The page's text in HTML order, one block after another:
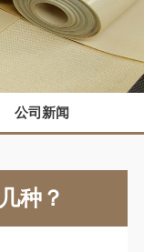
公司新闻
种？